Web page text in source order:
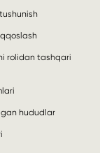
rolidan tashqari
hududlar